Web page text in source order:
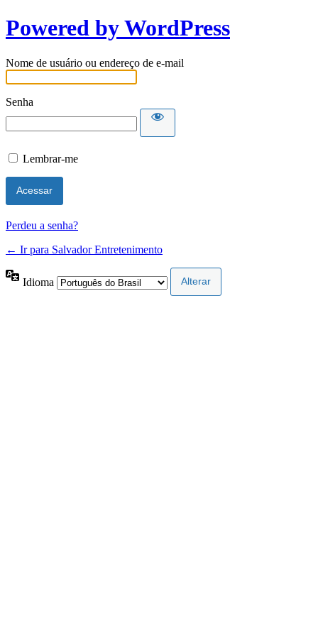
Powered by WordPress
Nome de usuário ou endereço de e-mail
Senha
Lembrar-me
Perdeu a senha?
← Ir para Salvador Entretenimento
Idioma